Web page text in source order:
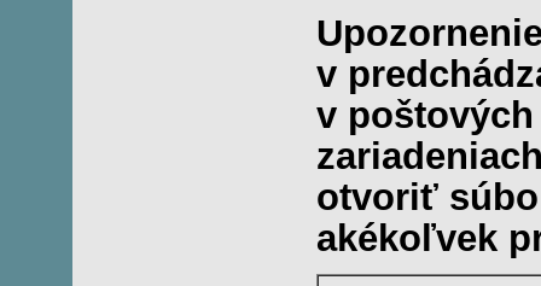
v
v
otvoriť
akékoľvek